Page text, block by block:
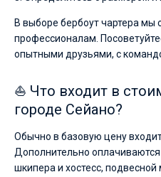
В выборе бербоут чартера мы
профессионалам.
опытными друзьями, с
⛵ Что входит в
городе Сейано?
Обычно в базовую цену
Дополнительно оплачиваются
шкипера и хостесс, подвесной